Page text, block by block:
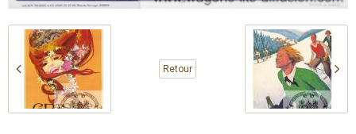
Retour